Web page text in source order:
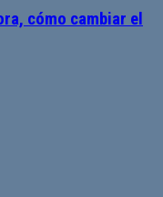
cómo cambiar el